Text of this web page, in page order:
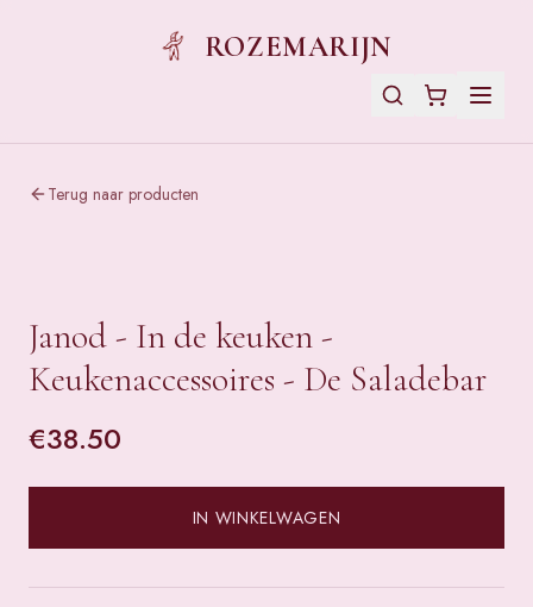
ROZEMARIJN
Terug naar producten
Janod - In de keuken -
Keukenaccessoires - De Saladebar
€38.50
IN WINKELWAGEN